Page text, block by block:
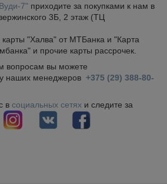
7" приходите за покупками к нам в
3Б, 2 этаж (ТЦ
"Халва" от МТБанка и "Карта
и прочие карты рассрочек.
вопросам вы можете
у наших менеджеров +375 (29) 388-80-
в социальных сетях и следите за